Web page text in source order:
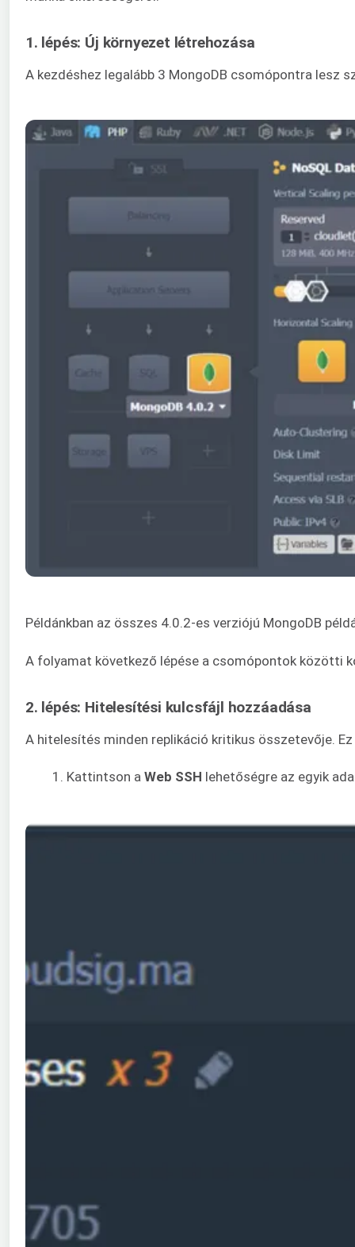
1. lépés: Új környezet létrehozása
A kezdéshez legalább 3 MongoDB csomópontra lesz
Példánkban az összes 4.0.2-es verziójú MongoDB
A folyamat következő lépése a csomópontok közötti
2. lépés: Hitelesítési kulcsfájl hozzáadása
A hitelesítés minden replikáció kritikus összetevője.
Kattintson a Web SSH lehetőségre az egyik